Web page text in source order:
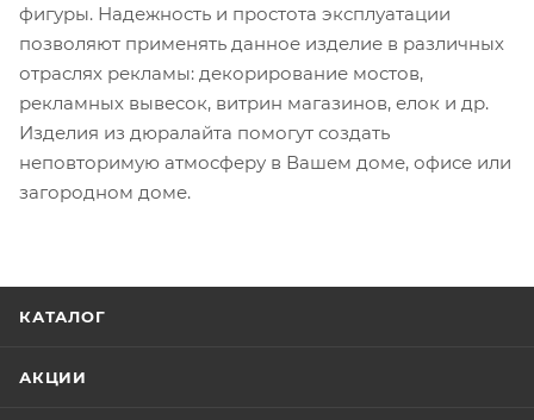
фигуры. Надежность и простота эксплуатации
позволяют применять данное изделие в различных
отраслях рекламы: декорирование мостов,
рекламных вывесок, витрин магазинов, елок и др.
Изделия из дюралайта помогут создать
неповторимую атмосферу в Вашем доме, офисе или
загородном доме.
КАТАЛОГ
АКЦИИ